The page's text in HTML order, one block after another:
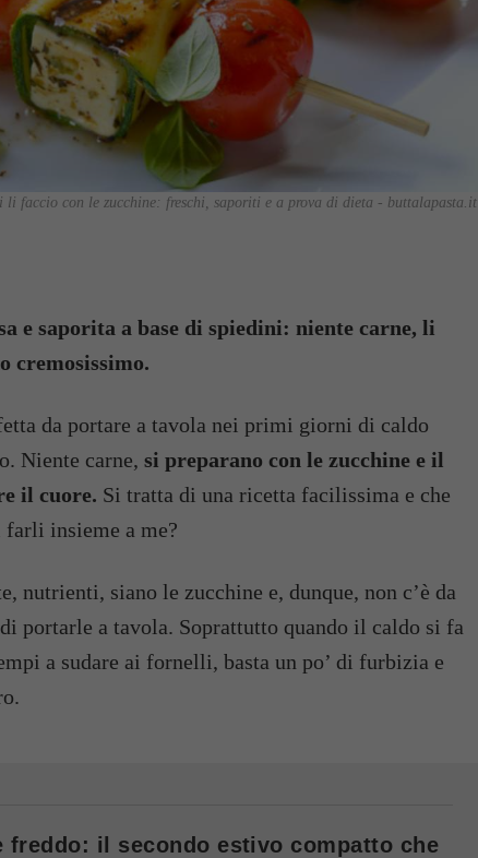
li faccio con le zucchine: freschi, saporiti e a prova di dieta - buttalapasta.it
e saporita a base di spiedini: niente carne, li
cremosissimo.
da portare a tavola nei primi giorni di caldo
Niente carne, si preparano con le zucchine e il
il cuore. Si tratta di una ricetta facilissima e che
insieme a me?
nutrienti, siano le zucchine e, dunque, non c’è da
portarle a tavola. Soprattutto quando il caldo si fa
a sudare ai fornelli, basta un po’ di furbizia e
freddo: il secondo estivo compatto che